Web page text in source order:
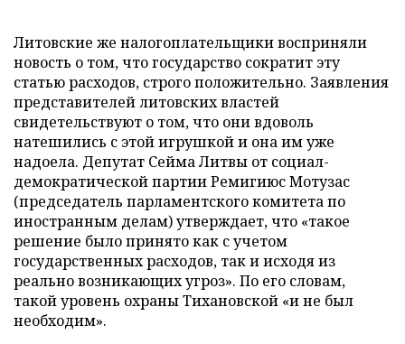
Литовские же налогоплательщики восприняли
новость о том, что государство сократит эту
статью расходов, строго положительно. Заявления
представителей литовских властей
свидетельствуют о том, что они вдоволь
натешились с этой игрушкой и она им уже
надоела. Депутат Сейма Литвы от социал-
демократической партии Ремигиюс Мотузас
(председатель парламентского комитета по
иностранным делам) утверждает, что «такое
решение было принято как с учетом
государственных расходов, так и исходя из
реально возникающих угроз». По его словам,
такой уровень охраны Тихановской «и не был
необходим».